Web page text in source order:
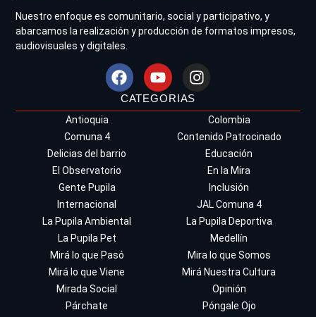
Nuestro enfoque es comunitario, social y participativo, y
abarcamos la realización y producción de formatos impresos,
audiovisuales y digitales.
CATEGORIAS
Antioquia
Colombia
Comuna 4
Contenido Patrocinado
Delicias del barrio
Educación
El Observatorio
En la Mira
Gente Pupila
Inclusión
Internacional
JAL Comuna 4
La Pupila Ambiental
La Pupila Deportiva
La Pupila Pet
Medellín
Mirá lo que Pasó
Mira lo que Somos
Mirá lo que Viene
Mirá Nuestra Cultura
Mirada Social
Opinión
Párchate
Póngale Ojo